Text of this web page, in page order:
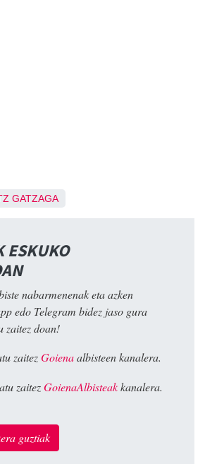
GATZAGA
ESKUKO
nabarmenenak eta azken
edo Telegram bidez jaso gura
zaitez doan!
zaitezGoienaalbisteen kanalera.
zaitezGoienaAlbisteakkanalera.
guztiak